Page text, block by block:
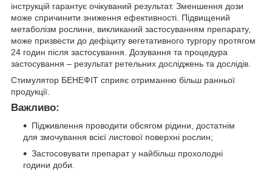
інструкцій гарантує очікуваний результат. Зменшення дози
може спричинити зниження ефективності. Підвищений
метаболізм рослини, викликаний застосуванням препарату,
може призвести до дефіциту вегетативного тургору протягом
24 годин після застосування. Дозування та процедура
застосування – результат ретельних досліджень та дослідів.
Стимулятор БЕНЕФІТ сприяє отриманню більш ранньої
продукції.
Важливо:
Підживлення проводити обсягом рідини, достатнім
для змочування всієї листової поверхні рослин;
Застосовувати препарат у найбільш прохолодні
години доби.